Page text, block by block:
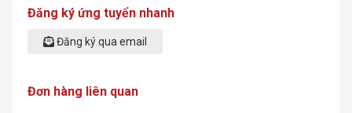
Đăng ký ứng tuyển nhanh
Đăng ký qua email
Đơn hàng liên quan